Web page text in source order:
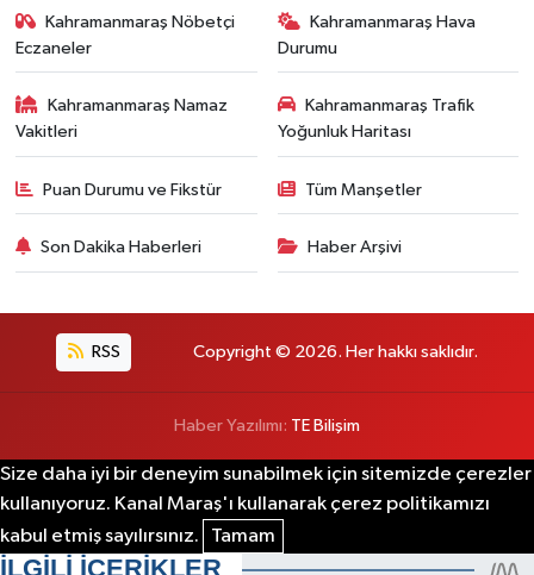
Kahramanmaraş Nöbetçi
Eczaneler
Kahramanmaraş Hava
Durumu
Kahramanmaraş Namaz
Vakitleri
Kahramanmaraş Trafik
Yoğunluk Haritası
Puan Durumu ve Fikstür Tüm Manşetler
Son Dakika Haberleri Haber Arşivi
RSS Copyright © 2026. Her hakkı saklıdır.
Haber Yazılımı: TE Bilişim
Size daha iyi bir deneyim sunabilmek için sitemizde çerezler
kullanıyoruz. Kanal Maraş'ı kullanarak çerez politikamızı
kabul etmiş sayılırsınız.
Tamam